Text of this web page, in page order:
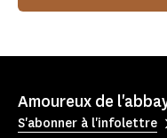
Amoureux de
S'abonner à l'infolettre